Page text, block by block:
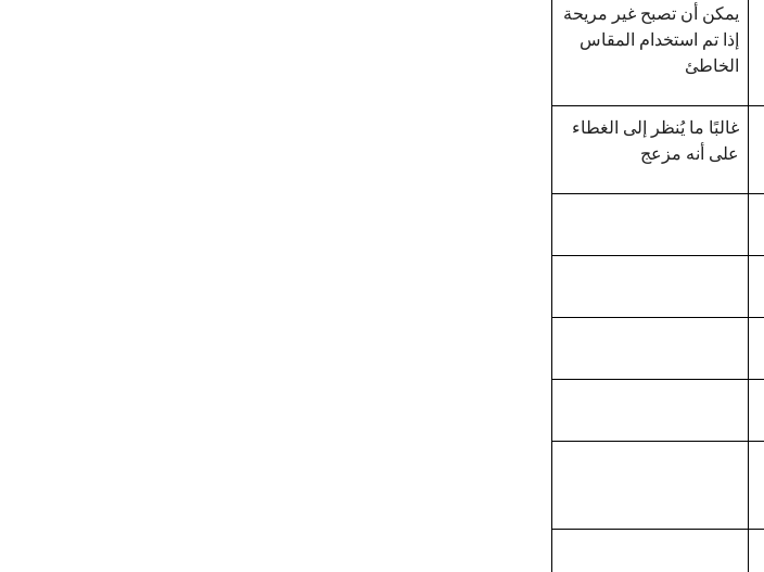
يمكن أن تصبح غير مريحة
إذا تم استخدام المقاس
الخاطئ
غالبًا ما يُنظر إلى الغطاء
على أنه مزعج